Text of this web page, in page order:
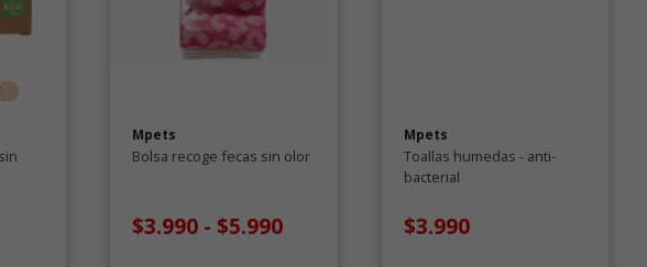
Mpets
Bolsa recoge fecas sin olor
$3.990 - $5.990
Mpets
Toallas humedas - anti-
bacterial
$3.990